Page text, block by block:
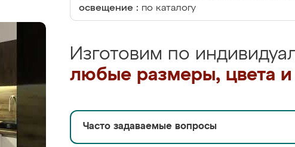
освещение : по каталогу
Изготовим по
любые размеры, цвета
Часто задаваемые вопросы